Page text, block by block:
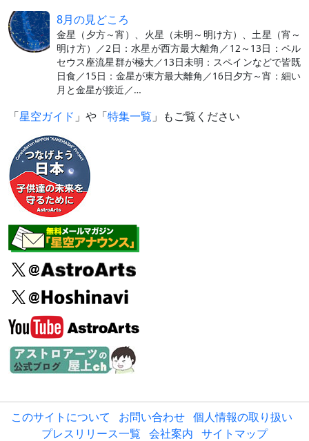
8月の見どころ
金星（夕方～宵）、火星（未明～明け方）、土星（宵～
明け方）／2日：水星が西方最大離角／12～13日：ペル
セウス座流星群が極大／13日未明：スペインなどで皆既
日食／15日：金星が東方最大離角／16日夕方～宵：細い
月と金星が接近／…
「星空ガイド 」や「特集一覧 」もご覧ください
このサイトについて お問い合わせ 個人情報の取り扱い
プレスリリース一覧 会社案内 サイトマップ